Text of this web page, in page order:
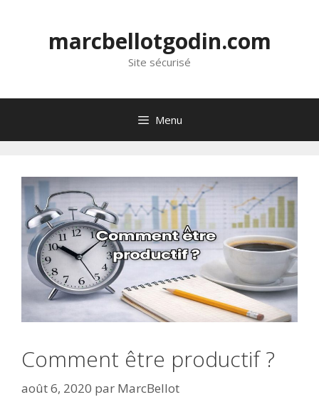
marcbellotgodin.com
Site sécurisé
Menu
Comment être productif ?
août 6, 2020 par MarcBellot